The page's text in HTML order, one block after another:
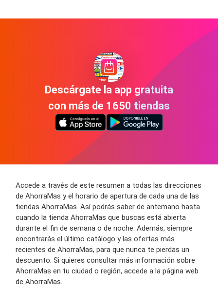
Descárgate la app gratuita
con más de 1650 tiendas
Accede a través de este resumen a todas las direcciones
de AhorraMas y el horario de apertura de cada una de las
tiendas AhorraMas. Así podrás saber de antemano hasta
cuando la tienda AhorraMas que buscas está abierta
durante el fin de semana o de noche. Además, siempre
encontrarás el último catálogo y las ofertas más
recientes de AhorraMas, para que nunca te pierdas un
descuento. Si quieres consultar más información sobre
AhorraMas en tu ciudad o región, accede a la página web
de AhorraMas.